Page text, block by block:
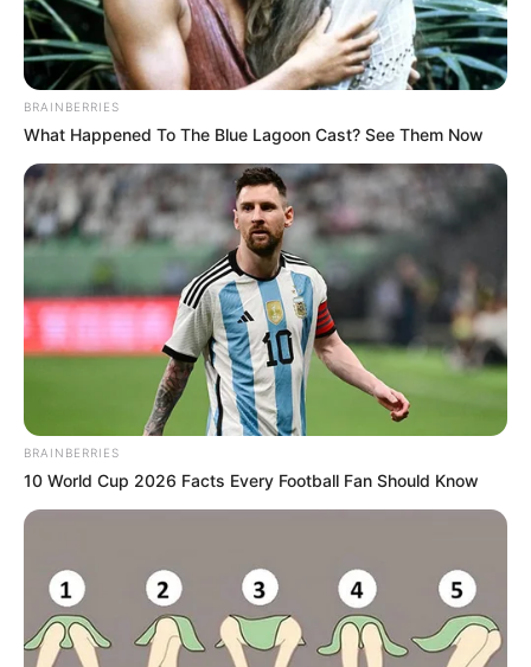
BRAINBERRIES
What Happened To The Blue Lagoon Cast? See Them Now
BRAINBERRIES
10 World Cup 2026 Facts Every Football Fan Should Know